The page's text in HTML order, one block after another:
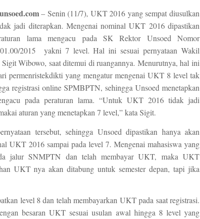
– Senin (11/7), UKT 2016 yang sempat diusulkan
jadi diterapkan. Mengenai nominal UKT 2016 dipastikan
lama mengacu pada SK Rektor Unsoed Nomor
2015 yakni 7 level. Hal ini sesuai pernyataan Wakil
Wibowo, saat ditemui di ruangannya. Menurutnya, hal ini
permenristekdikti yang mengatur mengenai UKT 8 level tak
registrasi online SPMBPTN, sehingga Unsoed menetapkan
pada peraturan lama. “Untuk UKT 2016 tidak jadi
aturan yang menetapkan 7 level,” kata Sigit.
tersebut, sehingga Unsoed dipastikan hanya akan
UKT 2016 sampai pada level 7. Mengenai mahasiswa yang
jalur SNMPTN dan telah membayar UKT, maka UKT
UKT nya akan ditabung untuk semester depan, tapi jika
level 8 dan telah membayarkan UKT pada saat registrasi.
besaran UKT sesuai usulan awal hingga 8 level yang